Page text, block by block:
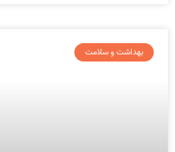
بهداشت و سلامت